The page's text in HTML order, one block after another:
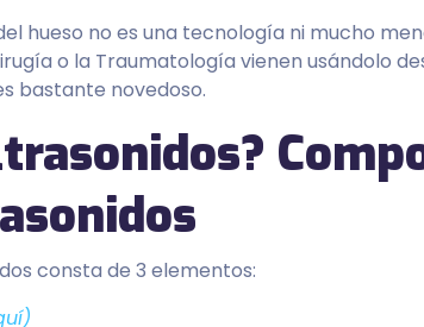
hueso no es una tecnología ni mucho
o la Traumatología vienen usándolo
bastante novedoso.
consta de 3 elementos: